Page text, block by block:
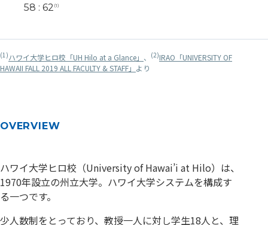
58 : 62 (1)
(1)ハワイ大学ヒロ校「UH Hilo at a Glance」 、 (2)IRAO「UNIVERSITY OF
HAWAII FALL 2019 ALL FACULTY & STAFF」 より
OVERVIEW
ハワイ大学ヒロ校（University of Hawai’i at Hilo）は、
1970年設立の州立大学。ハワイ大学システムを構成す
る一つです。
少人数制をとっており、教授一人に対し学生18人と、理